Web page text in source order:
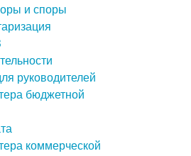
и споры
руководителей
бюджетной
коммерческой